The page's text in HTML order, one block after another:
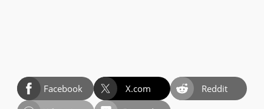
Facebook X.com
Reddit